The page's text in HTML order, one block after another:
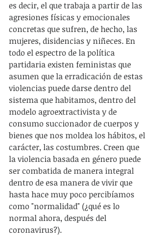
es decir, el que trabaja a partir de las
agresiones físicas y emocionales
concretas que sufren, de hecho, las
mujeres, disidencias y niñeces. En
todo el espectro de la política
partidaria existen feministas que
asumen que la erradicación de estas
violencias puede darse dentro del
sistema que habitamos, dentro del
modelo agroextractivista y de
consumo succionador de cuerpos y
bienes que nos moldea los hábitos, el
carácter, las costumbres. Creen que
la violencia basada en género puede
ser combatida de manera integral
dentro de esa manera de vivir que
hasta hace muy poco percibíamos
como "normalidad" (¿qué es lo
normal ahora, después del
coronavirus?).